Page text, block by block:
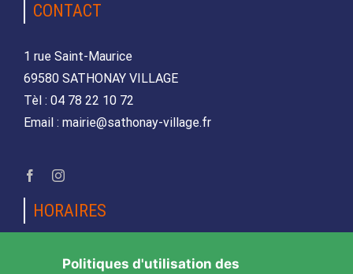
CONTACT
1 rue Saint-Maurice
69580 SATHONAY VILLAGE
Tèl : 04 78 22 10 72
Email : mairie@sathonay-village.fr
HORAIRES
Lundi, mardi, jeudi et vendredi
Politiques d'utilisation des